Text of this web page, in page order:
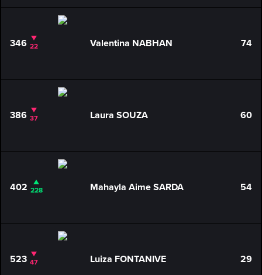
346 22 Valentina NABHAN 74
386 37 Laura SOUZA 60
402 228 Mahayla Aime SARDA 54
523 47 Luiza FONTANIVE 29